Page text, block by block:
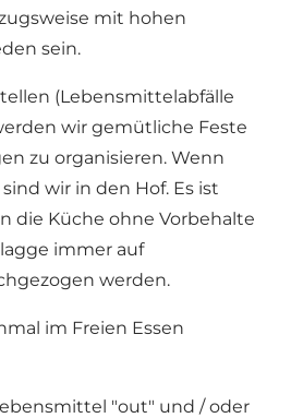
mit hohen
sein.
(Lebensmittelabfälle
wir gemütliche Feste
zu organisieren. Wenn
wir in den Hof. Es ist
die Küche ohne Vorbehalte
immer auf
werden.
im Freien Essen
"out" und / oder